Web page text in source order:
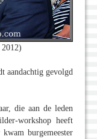
aandachtig gevolgd
die aan de leden
workshop heeft
burgemeester